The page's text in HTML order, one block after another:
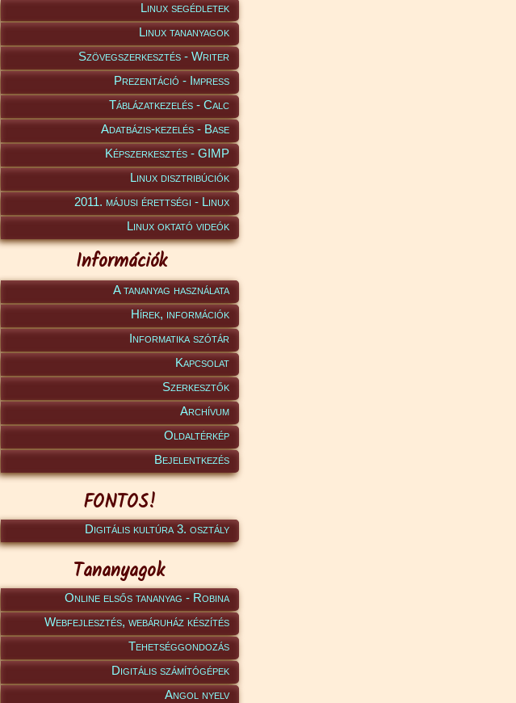
Linux segédletek
Linux tananyagok
Szövegszerkesztés - Writer
Prezentáció - Impress
Táblázatkezelés - Calc
Adatbázis-kezelés - Base
Képszerkesztés - GIMP
Linux disztribúciók
2011. májusi érettségi - Linux
Linux oktató videók
Információk
A tananyag használata
Hírek, információk
Informatika szótár
Kapcsolat
Szerkesztők
Archívum
Oldaltérkép
Bejelentkezés
FONTOS!
Digitális kultúra 3. osztály
Tananyagok
Online elsős tananyag - Robina
Webfejlesztés, webáruház készítés
Tehetséggondozás
Digitális számítógépek
Angol nyelv